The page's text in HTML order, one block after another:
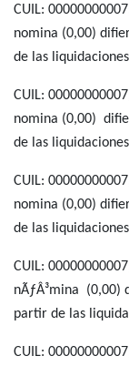
CUIL:
nomina (0,00)
de las
CUIL:
nomina (0,00)
de las
CUIL:
nomina (0,00)
de las
CUIL:
nÃƒÂ³mina (0,00)
partir de las
CUIL: